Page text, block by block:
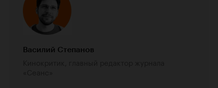
Василий Степанов